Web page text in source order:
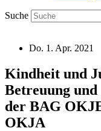
Suche
Do. 1. Apr. 2021
Kindheit und
Betreuung
der BAG
OKJA